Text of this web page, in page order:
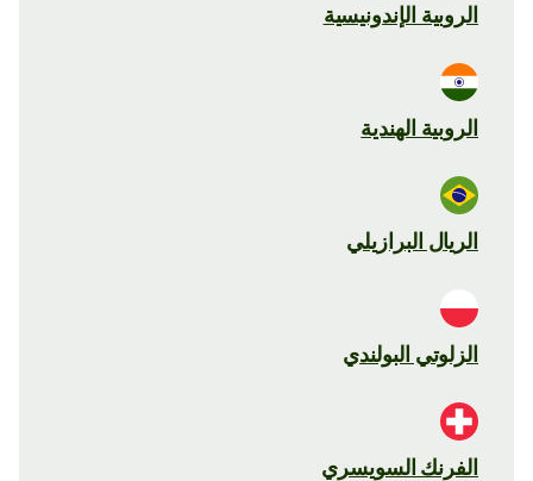
الروبية الإندونيسية
الروبية الهندية
الريال البرازيلي
الزلوتي البولندي
الفرنك السويسري